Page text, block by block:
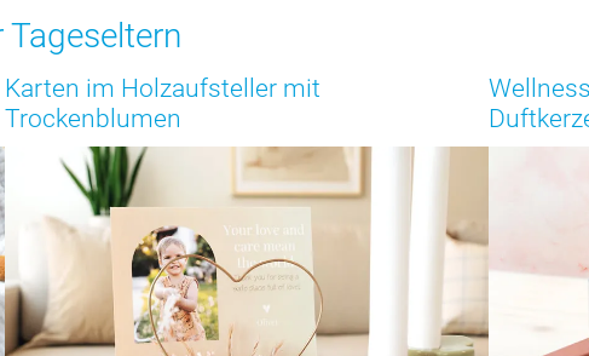
Karten im Holzaufsteller mit
Trockenblumen